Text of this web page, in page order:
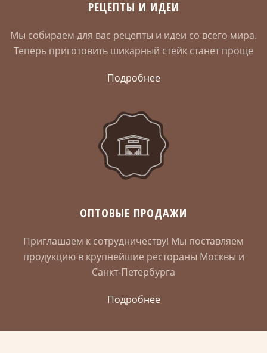
РЕЦЕПТЫ И ИДЕИ
Мы собираем для вас рецепты и идеи со всего мира.
Теперь приготовить шикарный стейк станет проще
Подробнее
ОПТОВЫЕ ПРОДАЖИ
Приглашаем к сотрудничеству! Мы поставляем
продукцию в крупнейшие рестораны Москвы и
Санкт-Петербурга
Подробнее